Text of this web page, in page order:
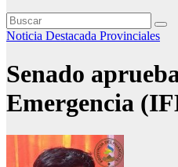
Noticia Destacada Provinciales
Senado
Emergencia